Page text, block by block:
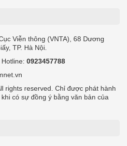
Viễn thông (VNTA), 68 Dương
TP. Hà Nội.
Hotline: 0923457788
rights reserved. Chỉ được phát hành
có sự đồng ý bằng văn bản của